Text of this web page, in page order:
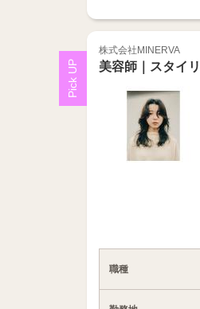
株式会社MINERVA
美容師｜スタイ
職種